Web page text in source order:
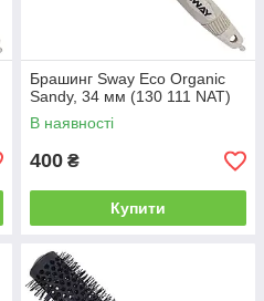
Брашинг Sway Eco Organic
Sandy, 34 мм (130 111 NAT)
В наявності
400 ₴
Купити